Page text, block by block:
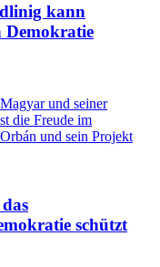
kann
Demokratie
und seiner
die Freude im
und sein Projekt
schützt